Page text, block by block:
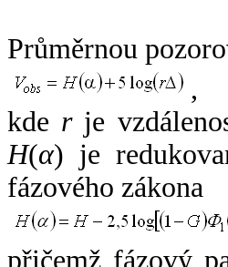
Průměrnou
,
kde rje
H(α) je
fázového zákona
přičemž fázový